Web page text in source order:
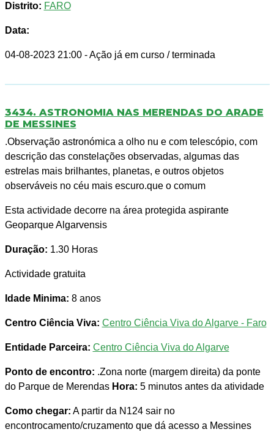
Distrito: FARO
Data:
04-08-2023 21:00 - Ação já em curso / terminada
3434. ASTRONOMIA NAS MERENDAS DO ARADE
DE MESSINES
.Observação astronómica a olho nu e com telescópio, com
descrição das constelações observadas, algumas das
estrelas mais brilhantes, planetas, e outros objetos
observáveis no céu mais escuro.que o comum
Esta actividade decorre na área protegida aspirante
Geoparque Algarvensis
Duração: 1.30 Horas
Actividade gratuita
Idade Minima: 8 anos
Centro Ciência Viva: Centro Ciência Viva do Algarve - Faro
Entidade Parceira: Centro Ciência Viva do Algarve
Ponto de encontro: .Zona norte (margem direita) da ponte
do Parque de Merendas Hora: 5 minutos antes da atividade
Como chegar: A partir da N124 sair no
encontrocamento/cruzamento que dá acesso a Messines